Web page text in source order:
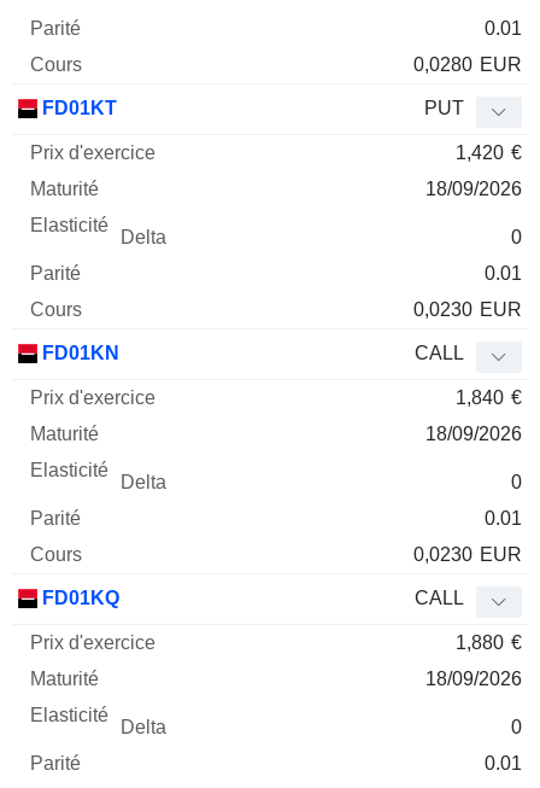
0.01
0,0280 EUR
FD01KT PUT
1,420 €
18/09/2026
0
0.01
0,0230 EUR
FD01KN CALL
1,840 €
18/09/2026
0
0.01
0,0230 EUR
FD01KQ CALL
1,880 €
18/09/2026
0
0.01